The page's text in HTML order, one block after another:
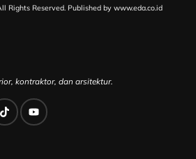
Rights Reserved. Published by www.eda.co.id
kontraktor, dan arsitektur.